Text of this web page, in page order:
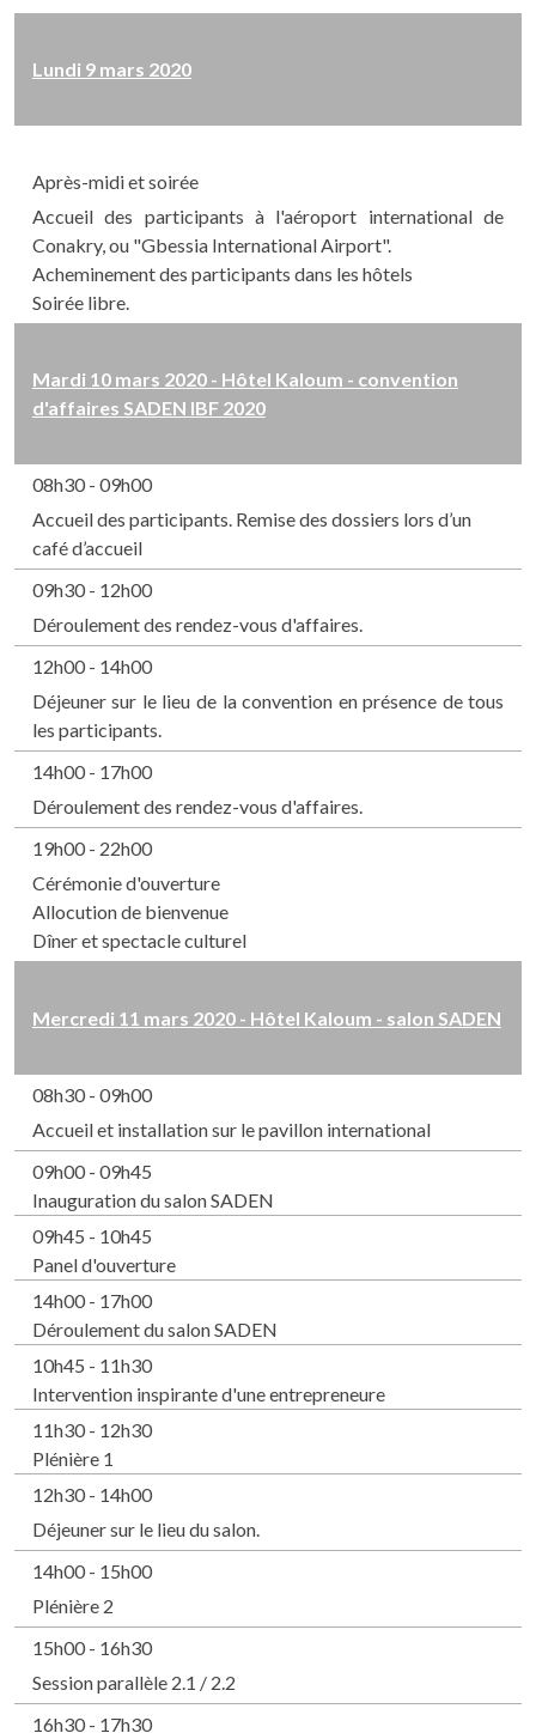
Lundi 9 mars 2020
Après-midi et soirée
Accueil des participants à l'aéroport international de
Conakry, ou "Gbessia International Airport".
Acheminement des participants dans les hôtels
Soirée libre.
Mardi 10 mars 2020 - Hôtel Kaloum - convention
d'affaires SADEN IBF 2020
08h30 - 09h00
Accueil des participants. Remise des dossiers lors d’un
café d’accueil
09h30 - 12h00
Déroulement des rendez-vous d'affaires.
12h00 - 14h00
Déjeuner sur le lieu de la convention en présence de tous
les participants.
14h00 - 17h00
Déroulement des rendez-vous d'affaires.
19h00 - 22h00
Cérémonie d'ouverture
Allocution de bienvenue
Dîner et spectacle culturel
Mercredi 11 mars 2020 - Hôtel Kaloum - salon SADEN
08h30 - 09h00
Accueil et installation sur le pavillon international
09h00 - 09h45
Inauguration du salon SADEN
09h45 - 10h45
Panel d'ouverture
14h00 - 17h00
Déroulement du salon SADEN
10h45 - 11h30
Intervention inspirante d'une entrepreneure
11h30 - 12h30
Plénière 1
12h30 - 14h00
Déjeuner sur le lieu du salon.
14h00 - 15h00
Plénière 2
15h00 - 16h30
Session parallèle 2.1 / 2.2
16h30 - 17h30